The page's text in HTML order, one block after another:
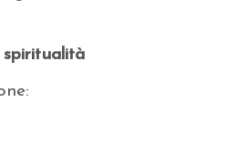
spiritualità